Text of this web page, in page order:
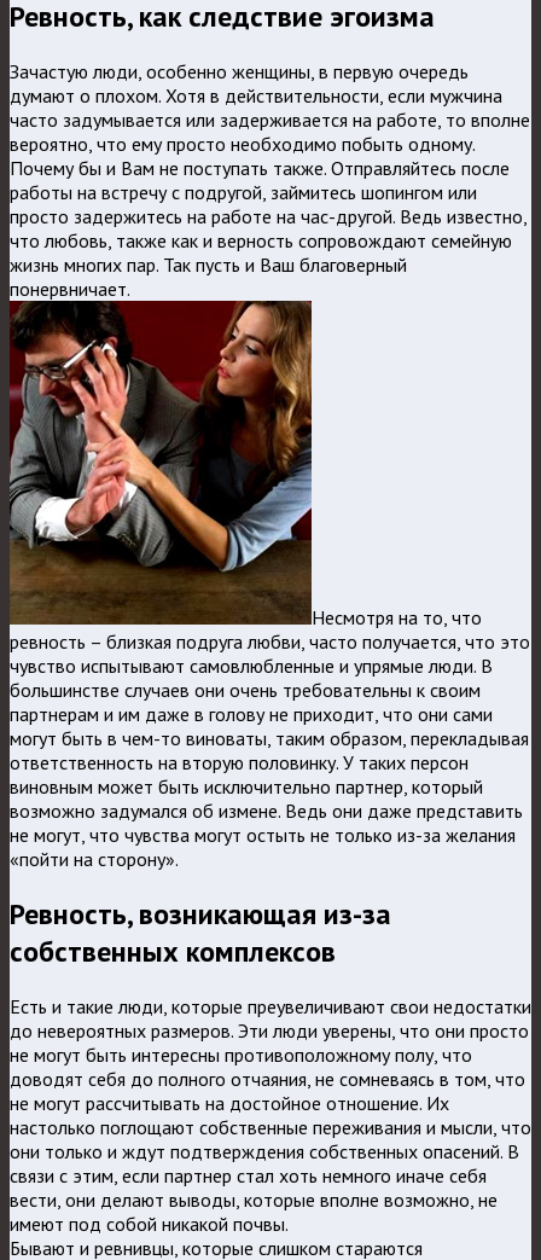
Ревность, как следствие эгоизма
Зачастую люди, особенно женщины, в первую очередь
думают о плохом. Хотя в действительности, если мужчина
часто задумывается или задерживается на работе, то вполне
вероятно, что ему просто необходимо побыть одному.
Почему бы и Вам не поступать также. Отправляйтесь после
работы на встречу с подругой, займитесь шопингом или
просто задержитесь на работе на час-другой. Ведь известно,
что любовь, также как и верность сопровождают семейную
жизнь многих пар. Так пусть и Ваш благоверный
понервничает.
Несмотря на то, что
ревность – близкая подруга любви, часто получается, что это
чувство испытывают самовлюбленные и упрямые люди. В
большинстве случаев они очень требовательны к своим
партнерам и им даже в голову не приходит, что они сами
могут быть в чем-то виноваты, таким образом, перекладывая
ответственность на вторую половинку. У таких персон
виновным может быть исключительно партнер, который
возможно задумался об измене. Ведь они даже представить
не могут, что чувства могут остыть не только из-за желания
«пойти на сторону».
Ревность, возникающая из-за
собственных комплексов
Есть и такие люди, которые преувеличивают свои недостатки
до невероятных размеров. Эти люди уверены, что они просто
не могут быть интересны противоположному полу, что
доводят себя до полного отчаяния, не сомневаясь в том, что
не могут рассчитывать на достойное отношение. Их
настолько поглощают собственные переживания и мысли, что
они только и ждут подтверждения собственных опасений. В
связи с этим, если партнер стал хоть немного иначе себя
вести, они делают выводы, которые вполне возможно, не
имеют под собой никакой почвы.
Бывают и ревнивцы, которые слишком стараются